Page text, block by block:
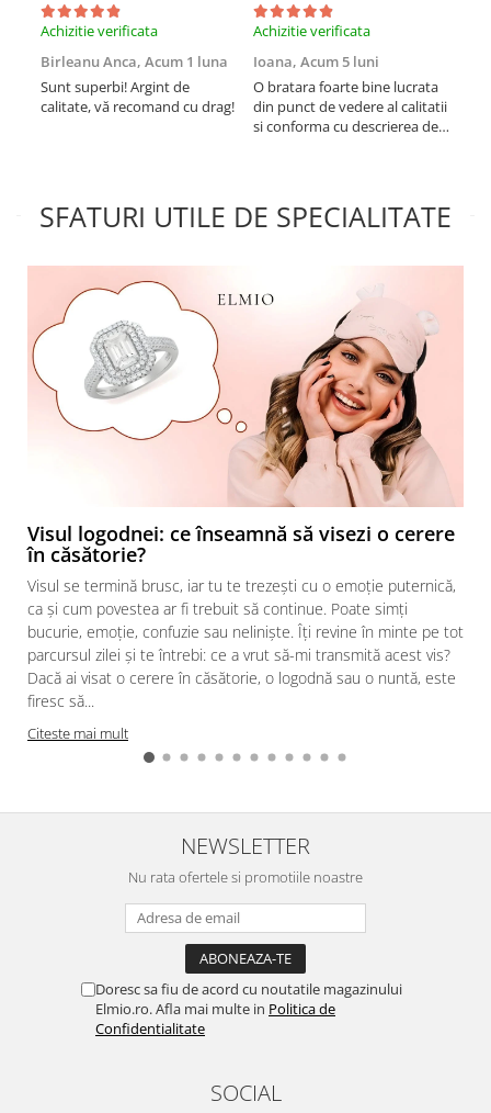
Achizitie verificata
Birleanu Anca, Acum 1 luna
Sunt superbi! Argint de
calitate, vă recomand cu drag!
Achizitie verificata
Ioana, Acum 5 luni
O bratara foarte bine lucrata
din punct de vedere al calitatii
si conforma cu descrierea de
fost foarte bine protejata in
timpul transportului si frumos
SFATURI UTILE DE SPECIALITATE
Visul logodnei: ce înseamnă să visezi o cerere
în căsătorie?
Visul se termină brusc, iar tu te trezești cu o emoție puternică,
ca și cum povestea ar fi trebuit să continue. Poate simți
bucurie, emoție, confuzie sau neliniște. Îți revine în minte pe tot
parcursul zilei și te întrebi: ce a vrut să-mi transmită acest vis?
Dacă ai visat o cerere în căsătorie, o logodnă sau o nuntă, este
firesc să...
Citeste mai mult
NEWSLETTER
Nu rata ofertele si promotiile noastre
Doresc sa fiu de acord cu noutatile magazinului
Elmio.ro. Afla mai multe in Politica de
Confidentialitate
SOCIAL